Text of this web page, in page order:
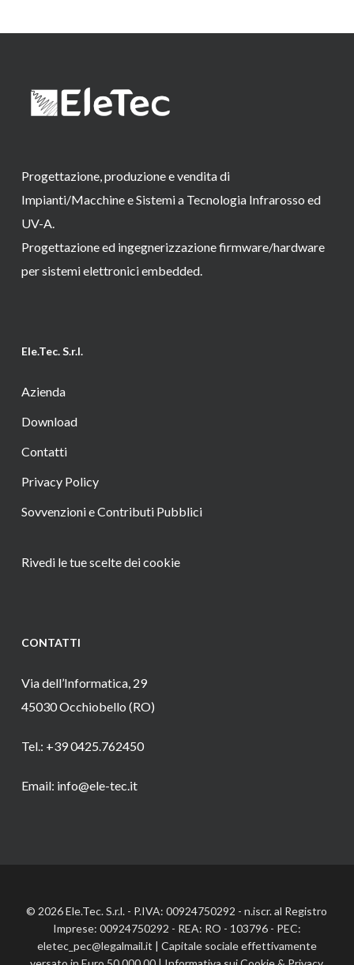
Progettazione, produzione e vendita di
Impianti/Macchine e Sistemi a Tecnologia Infrarosso ed
UV-A.
Progettazione ed ingegnerizzazione firmware/hardware
per sistemi elettronici embedded.
Ele.Tec. S.r.l.
Azienda
Download
Contatti
Privacy Policy
Sovvenzioni e Contributi Pubblici
Rivedi le tue scelte dei cookie
CONTATTI
Via dell’Informatica, 29
45030 Occhiobello (RO)
Tel.: +39 0425.762450
Email: info@ele-tec.it
© 2026 Ele.Tec. S.r.l. - P.IVA: 00924750292 - n.iscr. al Registro
Imprese: 00924750292 - REA: RO - 103796 - PEC:
eletec_pec@legalmail.it | Capitale sociale effettivamente